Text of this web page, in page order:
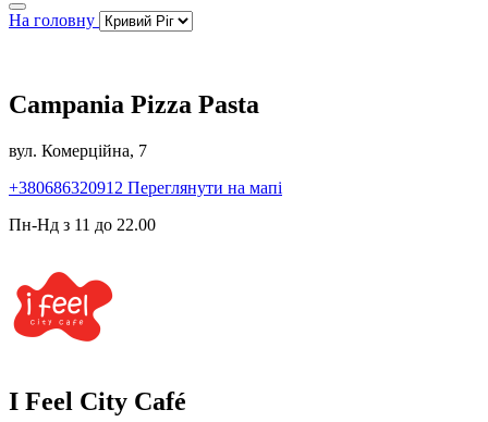
На головну
Campania Pizza Pasta
вул. Комерційна, 7
+380686320912 Переглянути на мапі
Пн-Нд з 11 до 22.00
I Feel City Café